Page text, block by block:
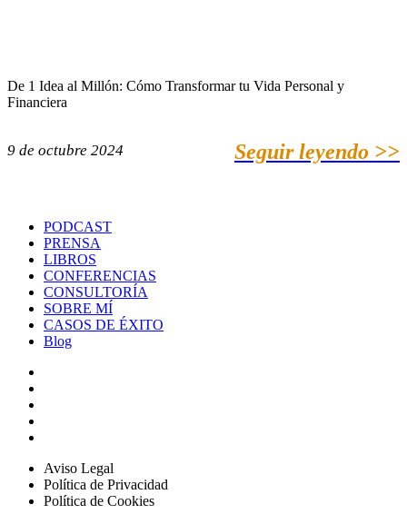
De 1 Idea al Millón: Cómo Transformar tu Vida Personal y
Financiera
9 de octubre 2024 Seguir leyendo >>
PODCAST
PRENSA
LIBROS
CONFERENCIAS
CONSULTORÍA
SOBRE MÍ
CASOS DE ÉXITO
Blog
Aviso Legal
Política de Privacidad
Política de Cookies